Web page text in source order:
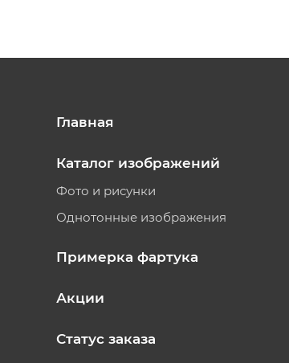
Главная
Каталог изображений
Фото и рисунки
Однотонные изображения
Примерка фартука
Акции
Статус заказа